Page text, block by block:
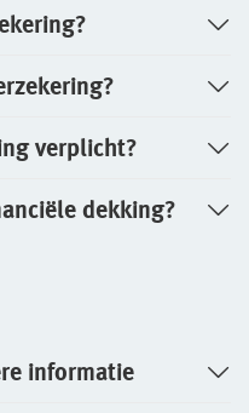
verplicht?
dekking?
informatie